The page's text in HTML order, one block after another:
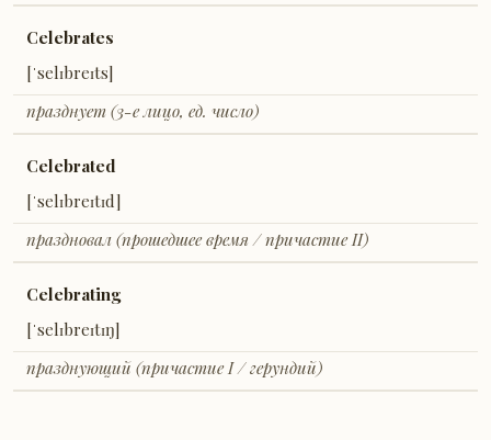
Celebrates
[ˈselɪbreɪts]
празднует (3-е лицо, ед. число)
Celebrated
[ˈselɪbreɪtɪd]
праздновал (прошедшее время / причастие II)
Celebrating
[ˈselɪbreɪtɪŋ]
празднующий (причастие I / герундий)